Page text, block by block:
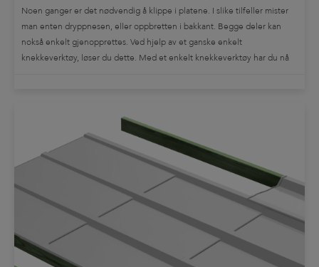
Noen ganger er det nødvendig å klippe i platene. I slike tilfeller mister
man enten dryppnesen, eller oppbretten i bakkant. Begge deler kan
nokså enkelt gjenopprettes. Ved hjelp av et ganske enkelt
knekkeverktøy, løser du dette. Med et enkelt knekkeverktøy har du nå